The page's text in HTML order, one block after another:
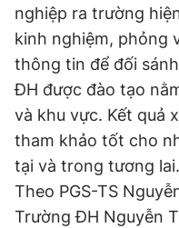
nghiệp ra trường
kinh nghiệm, phỏng
thông tin để đối
ĐH được đào tạo
và khu vực. Kết quả
tham khảo tốt cho
tại và trong tương lai.
Theo PGS-TS
Trường ĐH Nguyễn